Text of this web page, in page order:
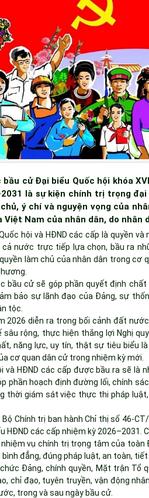
bầu cử Đại biểu Quốc hội khóa
là sự kiện chính trị trọng
ý chí và nguyện vọng của
Việt Nam của nhân dân, do nhân
hội và HĐND các cấp là quyền
cả nước trực tiếp lựa chọn, bầu ra
làm chủ của nhân dân trong
bầu cử sẽ góp phần quyết định
bảo sự lãnh đạo của Đảng, sự
tộc.
2026 diễn ra trong bối cảnh đất
sâu rộng, thực hiện thắng lợi Nghị
năng lực, uy tín, thật sự tiêu biểu
cơ quan dân cử trong nhiệm kỳ mới.
và HĐND các cấp được bầu ra sẽ là
phần hoạch định đường lối, chính
thời giám sát việc thực thi pháp
Chính trị ban hành Chỉ thị số 46-
HĐND các cấp nhiệm kỳ 2026–2031.
nhiệm vụ chính trị trọng tâm của
đẳng, đúng pháp luật, an toàn,
Đảng, chính quyền, Mặt trận
chỉ đạo, tuyên truyền, vận động
trong và sau ngày bầu cử.